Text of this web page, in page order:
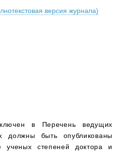
версия журнала)
в Перечень ведущих
должны быть опубликованы
ученых степеней доктора и